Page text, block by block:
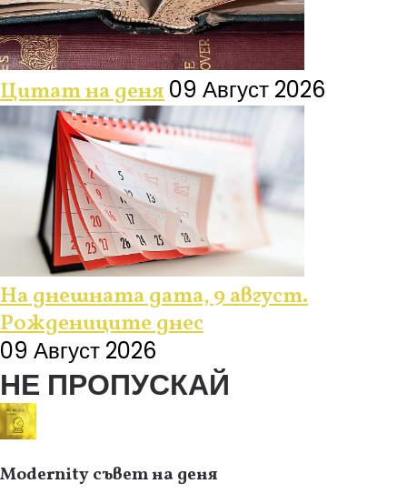
Цитат на деня09 Август 2026
На днешната дата, 9 август.
Рождениците днес
09 Август 2026
НЕ ПРОПУСКАЙ
Modernity съвет на деня